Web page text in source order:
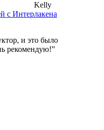
Kelly
с Интерлакена
и это было
рекомендую!”